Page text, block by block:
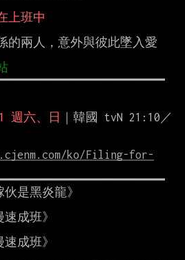
上班中
的兩人，意外與彼此墜入愛
週六、日
｜韓國 tvN 21:10／
ko/Filing-for-
是黑炎龍》
成班》
成班》